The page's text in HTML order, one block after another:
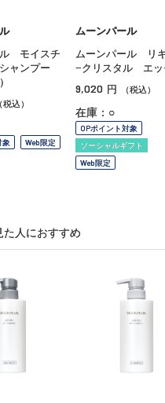
モイスチ
ャンプー
（税込）
象 Web限定
ムーンパール
ムーンパール リ
−クリスタル エッ
9,020 円 （税込）
在庫：○
OPポイント対象
ソーシャルギフト
Web限定
た人におすすめ